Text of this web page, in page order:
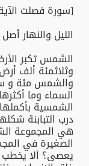
[سورة فصلت
الليل والنهار
الشمس تكبر
وثلاثمئة ألف
والشمس مئة و
السماء وما
الشمسية
درب التبابنة
هي المجموعة
الصغيرة في
يعصى؟ ألا يخطب